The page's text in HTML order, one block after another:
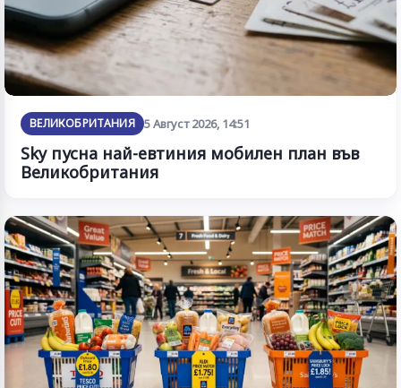
ВЕЛИКОБРИТАНИЯ 5 Август 2026, 14:51
Sky пусна най-евтиния мобилен план във
Великобритания